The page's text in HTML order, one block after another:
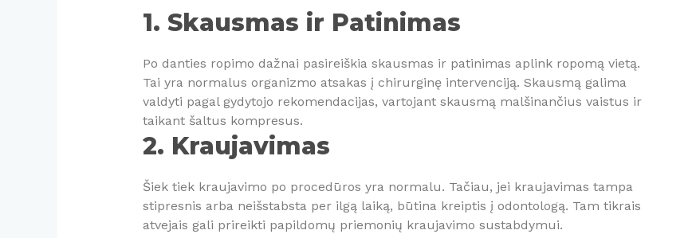
1. Skausmas ir Patinimas
Po danties ropimo dažnai pasireiškia skausmas ir patinimas aplink ropomą vietą.
Tai yra normalus organizmo atsakas į chirurginę intervenciją. Skausmą galima
valdyti pagal gydytojo rekomendacijas, vartojant skausmą malšinančius vaistus ir
taikant šaltus kompresus.
2. Kraujavimas
Šiek tiek kraujavimo po procedūros yra normalu. Tačiau, jei kraujavimas tampa
stipresnis arba neišstabsta per ilgą laiką, būtina kreiptis į odontologą. Tam tikrais
atvejais gali prireikti papildomų priemonių kraujavimo sustabdymui.